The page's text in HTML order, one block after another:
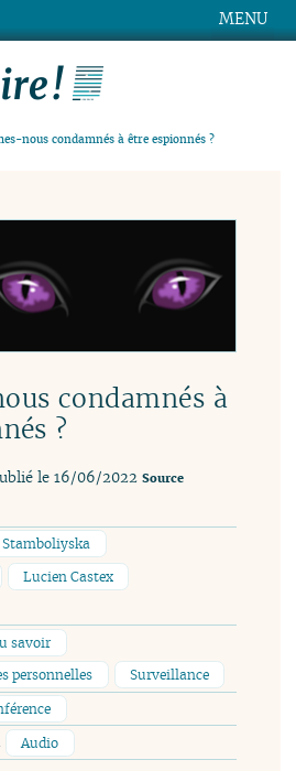
MENU
nous condamnés à être espionnés ?
condamnés à
?
le 16/06/2022 Source
Stamboliyska
Lucien Castex
savoir
personnelles
Surveillance
Audio